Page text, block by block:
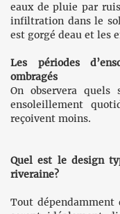
eaux de pluie par
infiltration dans le
est gorgé deau et les
Les périodes
ombragés
On observera
ensoleillement
reçoivent moins.
Quel est le design
riveraine?
Tout dépendamment